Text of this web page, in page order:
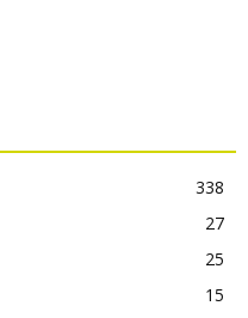
338
27
25
15